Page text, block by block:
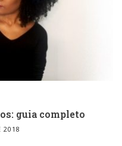
guia completo
2018